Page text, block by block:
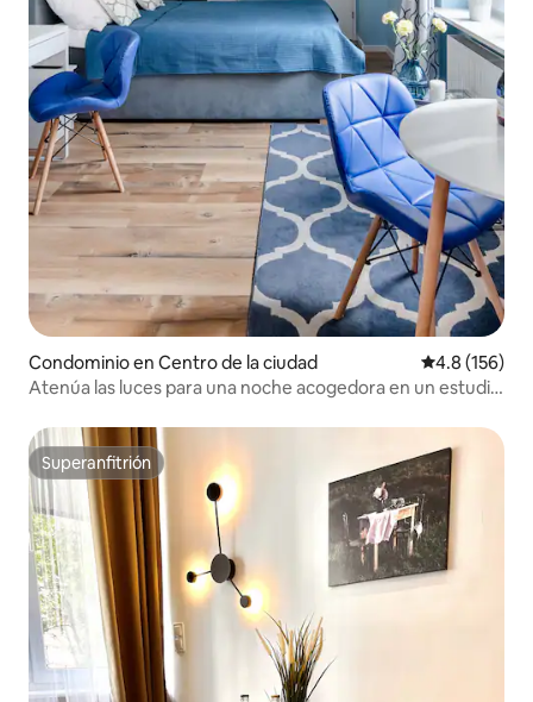
Condominio en Centro de la ciudad Calificación
4.8 (156)
Atenúa las luces para una noche acogedora en un estudio
Superanfitrión
Superanfitrión